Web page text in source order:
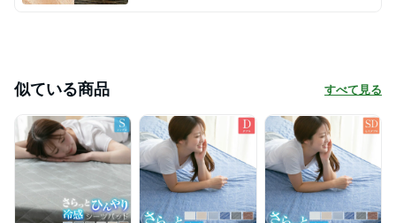
似ている商品 すべて見る